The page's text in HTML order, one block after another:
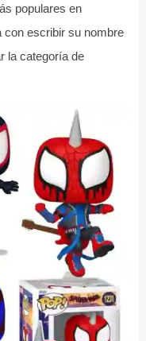
populares en
con escribir su nombre
la categoría de